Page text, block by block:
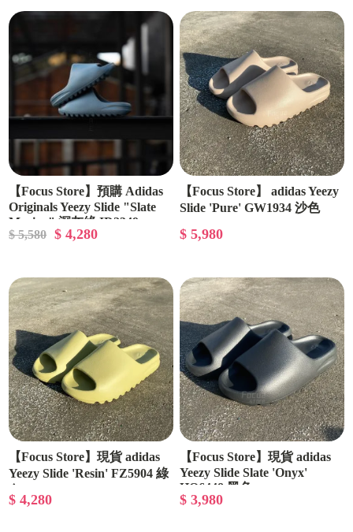
【Focus Store】預購 Adidas
Originals Yeezy Slide "Slate
Marine" 深灰綠 ID2349
$ 5,580
$ 4,280
【Focus Store】 adidas Yeezy
Slide 'Pure' GW1934 沙色
$ 5,980
【Focus Store】現貨 adidas
Yeezy Slide 'Resin' FZ5904 綠
$ 4,280
【Focus Store】現貨 adidas
Yeezy Slide Slate 'Onyx'
HQ6448 黑色
$ 3,980